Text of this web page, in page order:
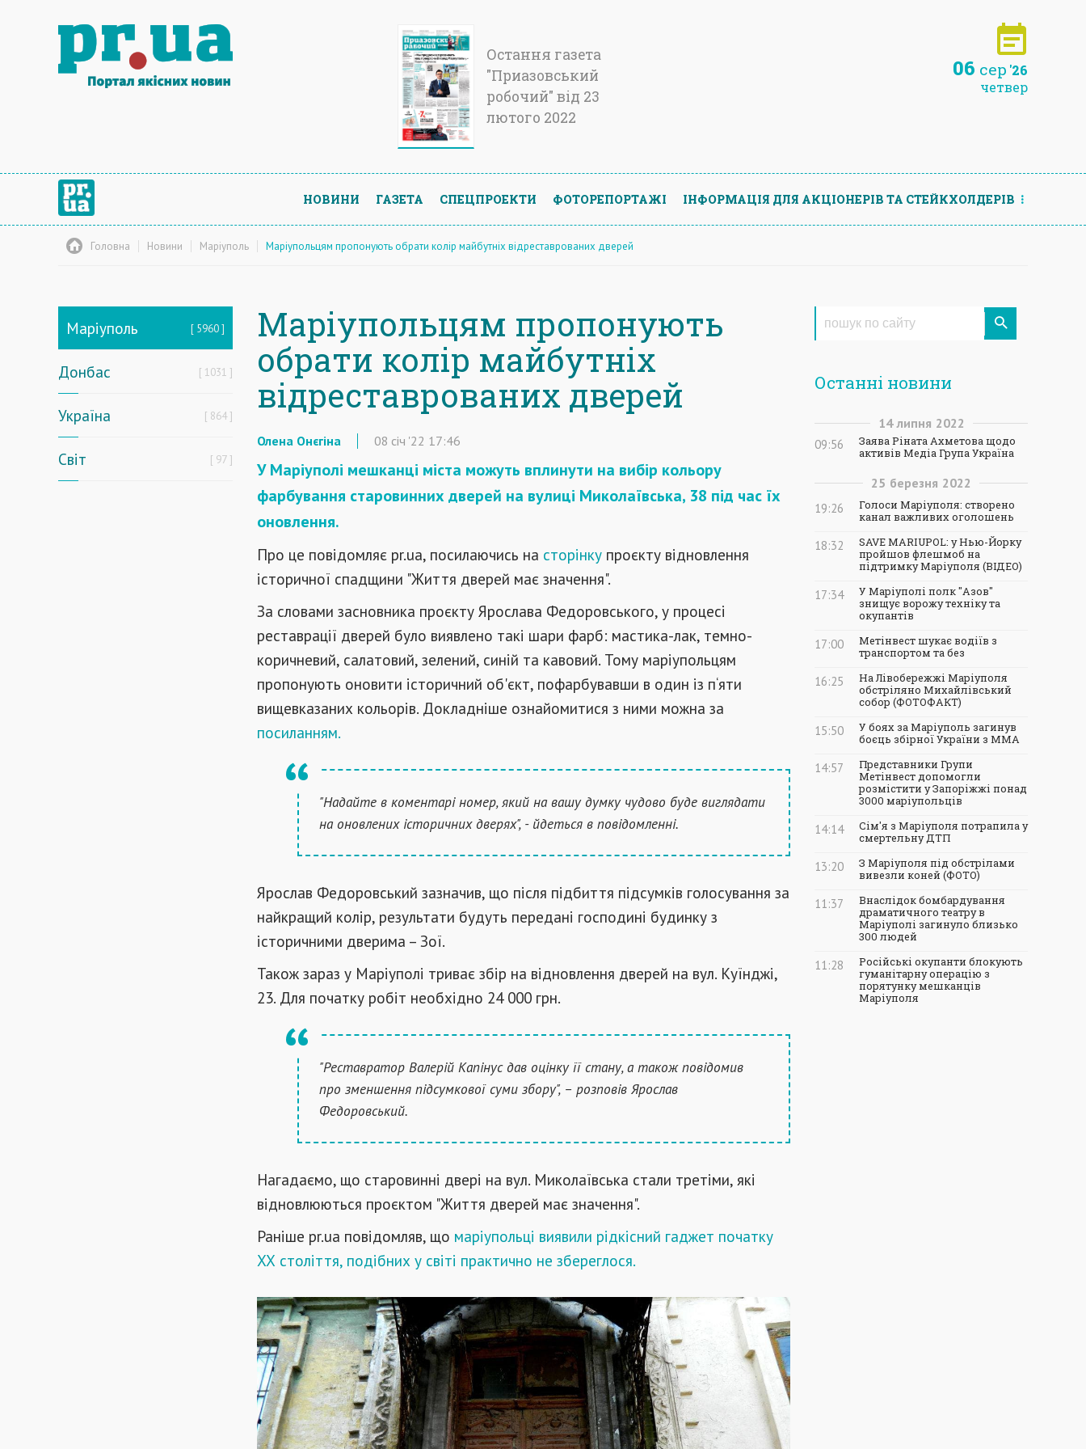
Остання газета
"Приазовський
робочий" від 23
лютого 2022
06 сер '26
четвер
НОВИНИ ГАЗЕТА СПЕЦПРОЕКТИ ФОТОРЕПОРТАЖІ ІНФОРМАЦIЯ ДЛЯ АКЦIОНЕРIВ ТА СТЕЙКХОЛДЕРIВ
Головна Новини Маріуполь Маріупольцям пропонують обрати колір майбутніх відреставрованих дверей
Маріуполь 5960
Донбас 1031
Україна 864
Світ 97
Маріупольцям пропонують
обрати колір майбутніх
відреставрованих дверей
Олена Онєгіна 08 січ '22 17:46
У Маріуполі мешканці міста можуть вплинути на вибір кольору
фарбування старовинних дверей на вулиці Миколаївська, 38 під час їх
оновлення.
Про це повідомляє pr.ua, посилаючись на сторінку проєкту відновлення
історичної спадщини "Життя дверей має значення".
За словами засновника проєкту Ярослава Федоровського, у процесі
реставрації дверей було виявлено такі шари фарб: мастика-лак, темно-
коричневий, салатовий, зелений, синій та кавовий. Тому маріупольцям
пропонують оновити історичний об'єкт, пофарбувавши в один із п‘яти
вищевказаних кольорів. Докладніше ознайомитися з ними можна за
посиланням.
"Надайте в коментарі номер, який на вашу думку чудово буде виглядати
на оновлених історичних дверях", - йдеться в повідомленні.
Ярослав Федоровський зазначив, що після підбиття підсумків голосування за
найкращий колір, результати будуть передані господині будинку з
історичними дверима – Зої.
Також зараз у Маріуполі триває збір на відновлення дверей на вул. Куїнджі,
23. Для початку робіт необхідно 24 000 грн.
"Реставратор Валерій Капінус дав оцінку її стану, а також повідомив
про зменшення підсумкової суми збору", – розповів Ярослав
Федоровський.
Нагадаємо, що старовинні двері на вул. Миколаївська стали третіми, які
відновлюються проєктом "Життя дверей має значення".
Раніше pr.ua повідомляв, що маріупольці виявили рідкісний гаджет початку
ХХ століття, подібних у світі практично не збереглося.
Останні новини
14 липня 2022
09:56
Заява Ріната Ахметова щодо
активів Медіа Група Україна
25 березня 2022
19:26
Голоси Маріуполя: створено
канал важливих оголошень
18:32
SAVE MARIUPOL: у Нью-Йорку
пройшов флешмоб на
підтримку Маріуполя (ВІДЕО)
17:34
У Маріуполі полк "Азов"
знищує ворожу техніку та
окупантів
17:00
Метінвест шукає водіїв з
транспортом та без
16:25
На Лівобережжі Маріуполя
обстріляно Михайлівський
собор (ФОТОФАКТ)
15:50
У боях за Маріуполь загинув
боєць збірної України з ММА
14:57
Представники Групи
Метінвест допомогли
розмістити у Запоріжжі понад
3000 маріупольців
14:14
Сім'я з Маріуполя потрапила у
смертельну ДТП
13:20
З Маріуполя під обстрілами
вивезли коней (ФОТО)
11:37
Внаслідок бомбардування
драматичного театру в
Маріуполі загинуло близько
300 людей
11:28
Російські окупанти блокують
гуманітарну операцію з
порятунку мешканців
Маріуполя